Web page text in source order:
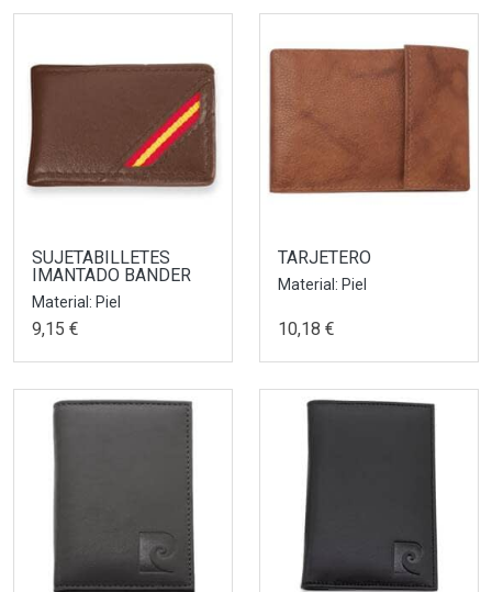
SUJETABILLETES
IMANTADO BANDER
Material: Piel
9,15 €
TARJETERO
Material: Piel
10,18 €